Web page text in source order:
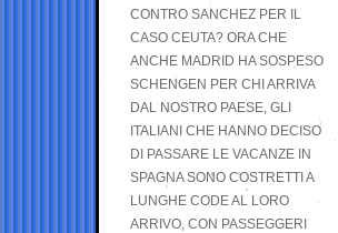
CONTRO SANCHEZ PER IL
CASO CEUTA? ORA CHE
ANCHE MADRID HA SOSPESO
SCHENGEN PER CHI ARRIVA
DAL NOSTRO PAESE, GLI
ITALIANI CHE HANNO DECISO
DI PASSARE LE VACANZE IN
SPAGNA SONO COSTRETTI A
LUNGHE CODE AL LORO
ARRIVO, CON PASSEGGERI